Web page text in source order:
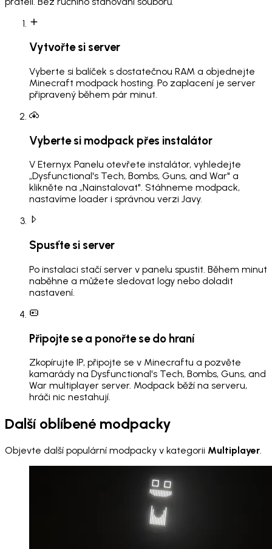
Vytvořte si server
Vyberte si balíček s dostatečnou RAM a objednejte
Minecraft modpack hosting. Po zaplacení je server
připravený během pár minut.
Vyberte si modpack přes instalátor
V Eternyx Panelu otevřete instalátor, vyhledejte
„Dysfunctional's Tech, Bombs, Guns, and War" a
klikněte na „Nainstalovat". Stáhneme modpack,
nastavíme loader i správnou verzi Javy.
Spusťte si server
Po instalaci stačí server v panelu spustit. Během minut
naběhne a můžete sledovat logy nebo doladit
nastavení.
Připojte se a ponořte se do hraní
Zkopírujte IP, připojte se v Minecraftu a pozvěte
kamarády na Dysfunctional's Tech, Bombs, Guns, and
War multiplayer server. Modpack běží na serveru,
hráči nic nestahují.
Další oblíbené modpacky
Objevte další populární modpacky v kategorii Multiplayer.